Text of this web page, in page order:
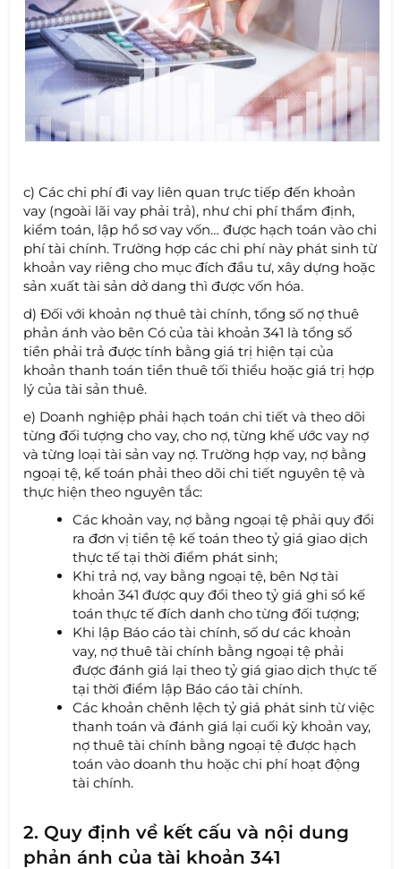
c) Các chi phí đi vay liên quan trực tiếp đến khoản
vay (ngoài lãi vay phải trả), như chi phí thẩm định,
kiểm toán, lập hồ sơ vay vốn… được hạch toán vào chi
phí tài chính. Trường hợp các chi phí này phát sinh từ
khoản vay riêng cho mục đích đầu tư, xây dựng hoặc
sản xuất tài sản dở dang thì được vốn hóa.
d) Đối với khoản nợ thuê tài chính, tổng số nợ thuê
phản ánh vào bên Có của tài khoản 341 là tổng số
tiền phải trả được tính bằng giá trị hiện tại của
khoản thanh toán tiền thuê tối thiểu hoặc giá trị hợp
lý của tài sản thuê.
e) Doanh nghiệp phải hạch toán chi tiết và theo dõi
từng đối tượng cho vay, cho nợ, từng khế ước vay nợ
và từng loại tài sản vay nợ. Trường hợp vay, nợ bằng
ngoại tệ, kế toán phải theo dõi chi tiết nguyên tệ và
thực hiện theo nguyên tắc:
Các khoản vay, nợ bằng ngoại tệ phải quy đổi
ra đơn vị tiền tệ kế toán theo tỷ giá giao dịch
thực tế tại thời điểm phát sinh;
Khi trả nợ, vay bằng ngoại tệ, bên Nợ tài
khoản 341 được quy đổi theo tỷ giá ghi sổ kế
toán thực tế đích danh cho từng đối tượng;
Khi lập Báo cáo tài chính, số dư các khoản
vay, nợ thuê tài chính bằng ngoại tệ phải
được đánh giá lại theo tỷ giá giao dịch thực tế
tại thời điểm lập Báo cáo tài chính.
Các khoản chênh lệch tỷ giá phát sinh từ việc
thanh toán và đánh giá lại cuối kỳ khoản vay,
nợ thuê tài chính bằng ngoại tệ được hạch
toán vào doanh thu hoặc chi phí hoạt động
tài chính.
2. Quy định về kết cấu và nội dung
phản ánh của tài khoản 341